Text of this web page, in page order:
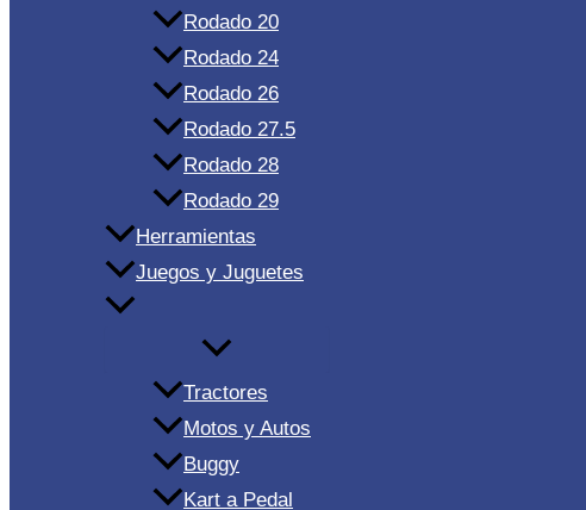
Rodado 20
Rodado 24
Rodado 26
Rodado 27.5
Rodado 28
Rodado 29
Herramientas
Juegos y Juguetes
Tractores
Motos y Autos
Buggy
Kart a Pedal